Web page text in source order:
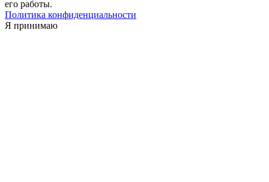
его работы.
Политика конфиденциальности
Я принимаю